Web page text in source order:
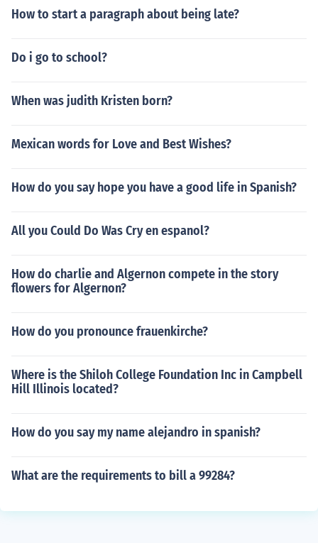
How to start a paragraph about being late?
Do i go to school?
When was judith Kristen born?
Mexican words for Love and Best Wishes?
How do you say hope you have a good life in Spanish?
All you Could Do Was Cry en espanol?
How do charlie and Algernon compete in the story
flowers for Algernon?
How do you pronounce frauenkirche?
Where is the Shiloh College Foundation Inc in Campbell
Hill Illinois located?
How do you say my name alejandro in spanish?
What are the requirements to bill a 99284?